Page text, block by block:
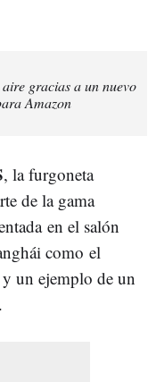
gracias a un nuevo
Amazon
, la furgoneta
de la gama
en el salón
como el
un ejemplo de un